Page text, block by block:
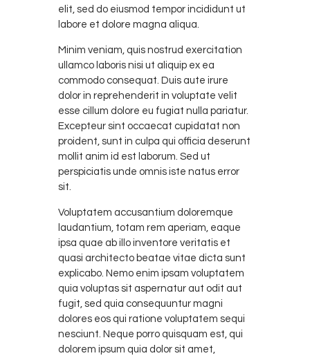
elit, sed do eiusmod tempor incididunt ut
labore et dolore magna aliqua.
Minim veniam, quis nostrud exercitation
ullamco laboris nisi ut aliquip ex ea
commodo consequat. Duis aute irure
dolor in reprehenderit in voluptate velit
esse cillum dolore eu fugiat nulla pariatur.
Excepteur sint occaecat cupidatat non
proident, sunt in culpa qui officia deserunt
mollit anim id est laborum. Sed ut
perspiciatis unde omnis iste natus error
sit.
Voluptatem accusantium doloremque
laudantium, totam rem aperiam, eaque
ipsa quae ab illo inventore veritatis et
quasi architecto beatae vitae dicta sunt
explicabo. Nemo enim ipsam voluptatem
quia voluptas sit aspernatur aut odit aut
fugit, sed quia consequuntur magni
dolores eos qui ratione voluptatem sequi
nesciunt. Neque porro quisquam est, qui
dolorem ipsum quia dolor sit amet,